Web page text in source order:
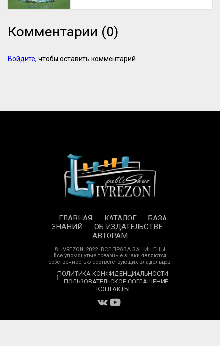
Комментарии (0)
Войдите, чтобы оставить комментарий.
ГЛАВНАЯ КАТАЛОГ
БАЗА
ЗНАНИЙ
ОБ ИЗДАТЕЛЬСТВЕ
АВТОРАМ
©LIVREZON, 2022. ВСЕ ПРАВА ЗАЩИЩЕНЫ.
Все упомянутые товарные знаки являются
собственностью соответствующих владельцев.
ПОЛИТИКА КОНФИДЕНЦИАЛЬНОСТИ
ПОЛЬЗОВАТЕЛЬСКОЕ СОГЛАШЕНИЕ
КОНТАКТЫ